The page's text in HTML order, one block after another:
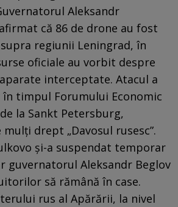
Aleksandr
că 86 de drone au fost
regiunii Leningrad, în
oficiale au vorbit despre
interceptate. Atacul a
timpul Forumului Economic
la Sankt Petersburg,
drept „Davosul rusesc”.
și-a suspendat temporar
guvernatorul Aleksandr Beglov
să rămână în case.
rus al Apărării, la nivel